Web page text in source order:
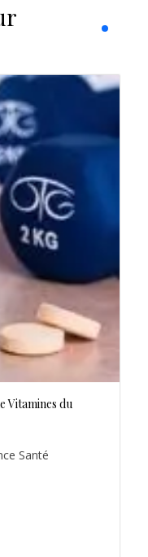
Vitamines du
Santé